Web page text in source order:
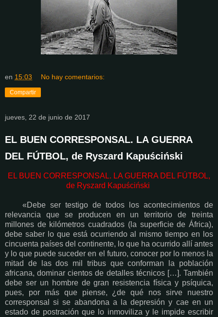
en 15:03 No hay comentarios:
Compartir
jueves, 22 de junio de 2017
EL BUEN CORRESPONSAL. LA GUERRA
DEL FÚTBOL, de Ryszard Kapuściński
EL BUEN CORRESPONSAL. LA GUERRA DEL FÚTBOL,
de Ryszard Kapuściński
«Debe ser testigo de todos los acontecimientos de
relevancia que se producen en un territorio de treinta
millones de kilómetros cuadrados (la superficie de África),
debe saber lo que está ocurriendo al mismo tiempo en los
cincuenta países del continente, lo que ha ocurrido allí antes
y lo que puede suceder en el futuro, conocer por lo menos la
mitad de las dos mil tribus que conforman la población
africana, dominar cientos de detalles técnicos […]. También
debe ser un hombre de gran resistencia física y psíquica,
pues, por más que piense, ¿de qué nos sirve nuestro
corresponsal si se abandona a la depresión y cae en un
estado de postración que lo inmoviliza y le impide escribir